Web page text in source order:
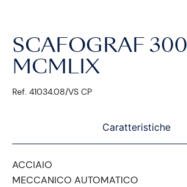
SCAFOGRAF 300
MCMLIX
Ref. 41034.08/VS CP
Caratteristiche
ACCIAIO
MECCANICO AUTOMATICO